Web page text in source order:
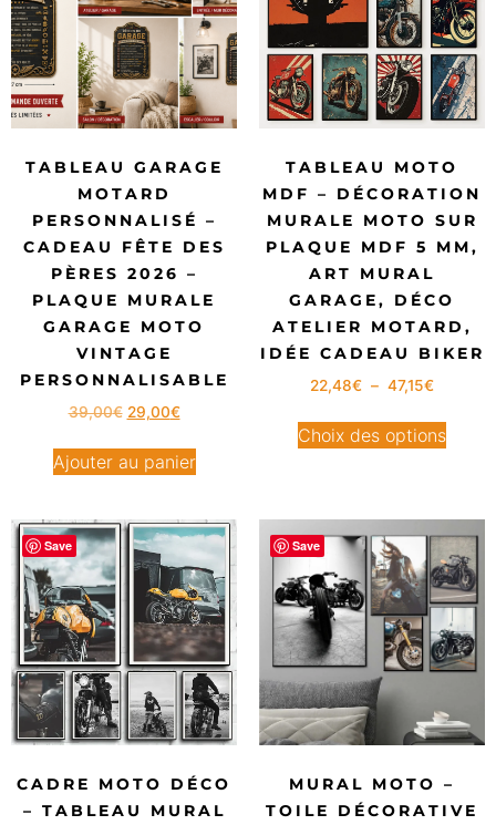
TABLEAU GARAGE
MOTARD
PERSONNALISÉ –
CADEAU FÊTE DES
PÈRES 2026 –
PLAQUE MURALE
GARAGE MOTO
VINTAGE
PERSONNALISABLE
39,00€ 29,00€
Ajouter au panier
TABLEAU MOTO
MDF – DÉCORATION
MURALE MOTO SUR
PLAQUE MDF 5 MM,
ART MURAL
GARAGE, DÉCO
ATELIER MOTARD,
IDÉE CADEAU BIKER
22,48€ – 47,15€
Choix des options
Save
CADRE MOTO DÉCO
– TABLEAU MURAL
Save
MURAL MOTO –
TOILE DÉCORATIVE